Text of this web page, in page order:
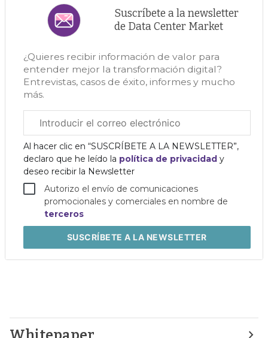
Suscríbete a la newsletter
de Data Center Market
¿Quieres recibir información de valor para
entender mejor la transformación digital?
Entrevistas, casos de éxito, informes y mucho
más.
electrónico
corporativo
Al hacer clic en “SUSCRÍBETE A LA NEWSLETTER”,
declaro que he leído la política de privacidad y
deseo recibir la Newsletter
Autorizo el envío de comunicaciones
promocionales y comerciales en nombre de
terceros
SUSCRÍBETEA LA NEWSLETTER